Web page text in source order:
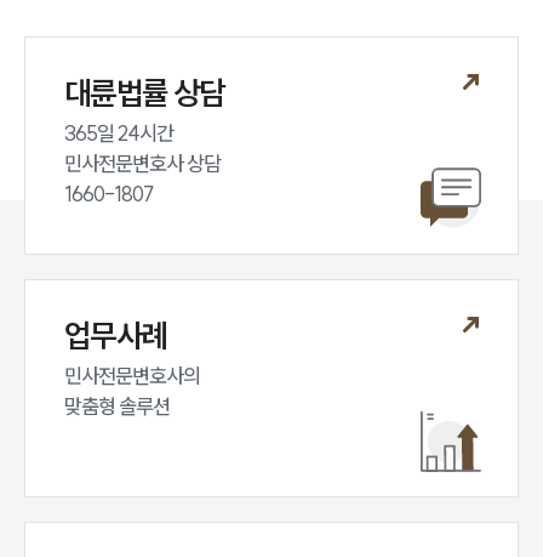
대륜법률 상담
365일 24시간
민사전문변호사 상담
1660-1807
업무사례
민사전문변호사의
맞춤형 솔루션